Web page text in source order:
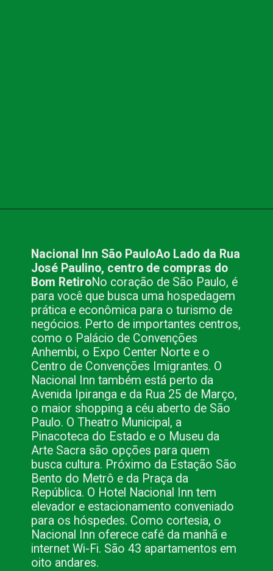
Nacional Inn São PauloAo Lado da Rua
José Paulino, centro de compras do
Bom RetiroNo coração de São Paulo, é
para você que busca uma hospedagem
prática e econômica para o turismo de
negócios. Perto de importantes centros,
como o Palácio de Convenções
Anhembi, o Expo Center Norte e o
Centro de Convenções Imigrantes. O
Nacional Inn também está perto da
Avenida Ipiranga e da Rua 25 de Março,
o maior shopping a céu aberto de São
Paulo. O Theatro Municipal, a
Pinacoteca do Estado e o Museu da
Arte Sacra são opções para quem
busca cultura. Próximo da Estação São
Bento do Metrô e da Praça da
República. O Hotel Nacional Inn tem
elevador e estacionamento conveniado
para os hóspedes. Como cortesia, o
Nacional Inn oferece café da manhã e
internet Wi-Fi. São 43 apartamentos em
oito andares.